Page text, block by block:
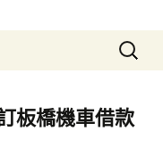
搜
尋
鍵
字:
板橋機車借款